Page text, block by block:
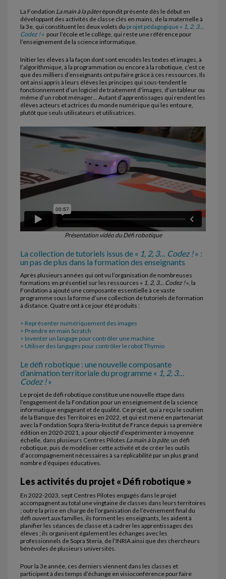
La Fondation La main à la pâterépondit présente dès le début en
développant des activités de classe clés en mains, de la maternelle à
la 3e, qui constituent les deux volets du projet pédagogique « 1, 2, 3…
Codez !» pour l’école et le collège, qui reste une référence pour
l’enseignement de la science informatique.
Initier les élèves à la façon dont sont encodés les textes et images, à
l’algorithmique, à la programmation ou encore à la robotique, c’est ce
que des milliers d’enseignants ont pu faire grâce à ces ressources. Ils
ont ainsi appris à leurs élèves les principes qui sous-tendent le
fonctionnement d’un logiciel de traitement d’images, d’un tableur ou
même d’un robot ménager… Autant d’apprentissages qui rendent les
élèves acteurs et actrices du monde numérique qui les entoure,
plutôt que seuls utilisateurs et utilisatrices.
Présentation vidéo du Défi robotique
La collection de tutoriels issus de « 1, 2, 3… Codez !» :
un pas de plus dans la formation des enseignants
Après plusieurs années qui ont vu l’organisation de nombreuses
formations en présentiel sur les ressources « 1, 2, 3… Codez !», la
Fondation a ajouté une composante essentielle à ce vaste
programme sous la forme d’une collection de tutoriels de formation
à distance. Quatre ont à ce jour été produits :
> Représenter numériquement des images
> Prendre en main Scratch
> Inventer un langage pour contrôler une machine
> Utiliser des langages pour contrôler le robot Thymio
Le défi robotique : une nouvelle composante
d’animation territoriale du programme « 1, 2, 3…
Codez !»
Le projet de défi robotique constitue une nouvelle étape dans
l’engagement de la Fondation pour un enseignement de la science
informatique engageant et de qualité. Ce projet, qui a reçu le soutien
de la Banque des Territoires en 2022, et qui est mené en partenariat
avec la Fondation Sopra Steria-Institut de France depuis sa première
édition en 2020-2021, a pour objectif d’expérimenter à moyenne
échelle, dans plusieurs Centres Pilotes La main à la pâte, un défi
robotique, puis de modéliser cette activité et de créer les outils
d’accompagnement nécessaires à sa réplicabilité par un plus grand
nombre d’équipes éducatives.
Les activités du projet « Défi robotique »
En 2022-2023, sept Centres Pilotes engagés dans le projet
accompagnent au total une vingtaine de classes dans leurs territoires
; outre la prise en charge de l’organisation de l’événement final du
défi ouvert aux familles, ils forment les enseignants, les aident à
planifier les séances de classe et à cadrer les apprentissages des
élèves ; ils organisent également les échanges avec les
professionnels de Sopra Steria, de l’INRIA ainsi que des chercheurs
bénévoles de plusieurs universités.
Pour la 3e année, ces derniers viennent dans les classes et
participent à des temps d’échange en visioconférence pour faire